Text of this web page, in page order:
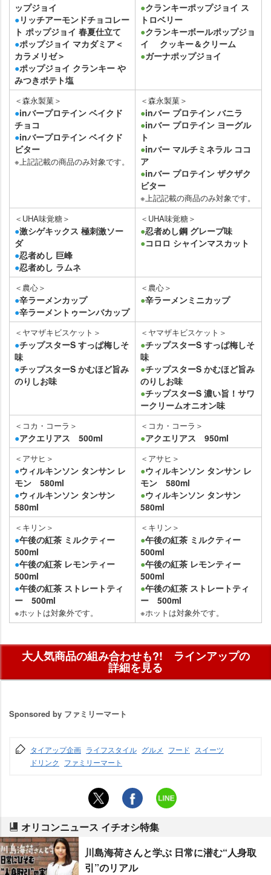
ップジョイ
●リッチアーモンドチョコレー
ト ポップジョイ 春夏仕立て
●ポップジョイ マカダミア＜
カラメリゼ＞
●ポップジョイ クランキー
みつきポテト塩
●クランキーポップジョイ ス
トロベリー
●クランキーボールポップジョ
イ クッキー＆クリーム
●ガーナポップジョイ
＜森永製菓＞
●inバープロテイン ベイクド
チョコ
●inバープロテイン ベイクド
ビター
※上記記載の商品のみ対象です。
＜森永製菓＞
●inバー プロテイン バニラ
●inバー プロテイン ヨーグル
ト
●inバー マルチミネラル ココ
ア
●inバー プロテイン ザクザク
ビター
※上記記載の商品のみ対象です。
＜UHA味覚糖＞
●激シゲキックス 極刺激ソー
ダ
●忍者めし 巨峰
●忍者めし ラムネ
＜UHA味覚糖＞
●忍者めし鋼 グレープ味
●コロロ シャインマスカット
＜農心＞
●辛ラーメンカップ
●辛ラーメントゥーンバカップ
＜農心＞
●辛ラーメンミニカップ
＜ヤマザキビスケット＞
●チップスターS すっぱ梅しそ
味
●チップスターS かむほど旨み
のりしお味
＜ヤマザキビスケット＞
●チップスターS すっぱ梅しそ
味
●チップスターS かむほど旨み
のりしお味
●チップスターS 濃い旨！サワ
ークリームオニオン味
＜コカ・コーラ＞
●アクエリアス 500ml
＜コカ・コーラ＞
●アクエリアス 950ml
＜アサヒ＞
●ウィルキンソン タンサン レ
モン 580ml
●ウィルキンソン タンサン
580ml
＜アサヒ＞
●ウィルキンソン タンサン レ
モン 580ml
●ウィルキンソン タンサン
580ml
＜キリン＞
●午後の紅茶 ミルクティー
500ml
●午後の紅茶 レモンティー
500ml
●午後の紅茶 ストレートティ
ー 500ml
※ホットは対象外です。
＜キリン＞
●午後の紅茶 ミルクティー
500ml
●午後の紅茶 レモンティー
500ml
●午後の紅茶 ストレートティ
ー 500ml
※ホットは対象外です。
大人気商品の組み合わせも?! ラインアップの
詳細を見る
Sponsored by ファミリーマート
タイアップ企画 ライフスタイル グルメ フード
スイーツ
ドリンク
ファミリーマート
オリコンニュース イチオシ特集
川島海荷さんと学ぶ 日常に潜む“人身取
引”のリアル